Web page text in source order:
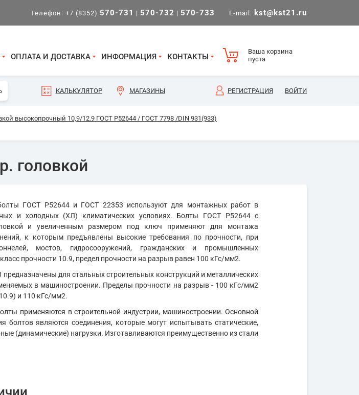
Телефон: +7 (8352) 570-731 | 570-732 | 570-733 E-mail: kst@kst21.ru
ОПЛАТА И ДОСТАВКА ИНФОРМАЦИЯ КОНТАКТЫ
Ваша корзина
пуста
КАЛЬКУЛЯТОР МАГАЗИНЫ РЕГИСТРАЦИЯ ВОЙТИ
высокопрочный 10,9/12.9 ГОСТ Р52644 / ГОСТ 7798 /DIN 931(933)
головкой
ГОСТ Р52644 и ГОСТ 22353 используют для монтажных работ в
и холодных (ХЛ) климатических условиях. Болты ГОСТ Р52644 с
и увеличенным размером под ключ применяют для монтажа
к которым предъявлены высокие требования по прочности, при
мостов, гидросооружений, гражданских и промышленных
прочности 10.9, предел прочности на разрыв равен 100 кГс/мм2.
для стальных строительных конструкций и металлических
в машиностроении. Пределы прочности на разрыв - 100 кГс/мм2
и 110 кГс/мм2.
применяются в строительной индустрии, машиностроении. Основной
болтов являются соединения, которые могут испытывать статические,
(динамические) нагрузки. Изготавливаются преимущественно из стали